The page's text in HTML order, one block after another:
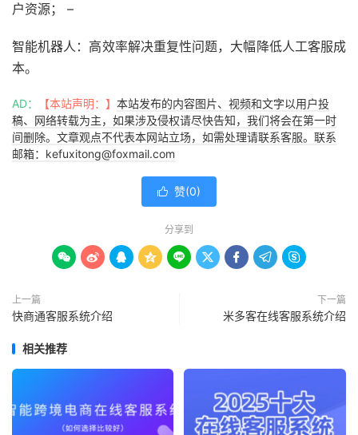
户资源； –
智能机器人：高效率解决重复性问题，大幅降低人工客服成
本。
AD： 【本站声明：】 本站发布的内容图片、视频和文字以用户投
稿、网络转载为主，如果涉及侵权请尽快告知，我们将会在第一时
间删除。文章观点不代表本网站立场，如需处理请联系客服。联系
邮箱：kefuxitong@foxmail.com
 赞(0)
分享到
        
上一篇
快商通客服系统介绍
下一篇
米多客在线客服系统介绍
相关推荐